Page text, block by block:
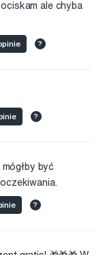
ale chyba
?
?
być
?